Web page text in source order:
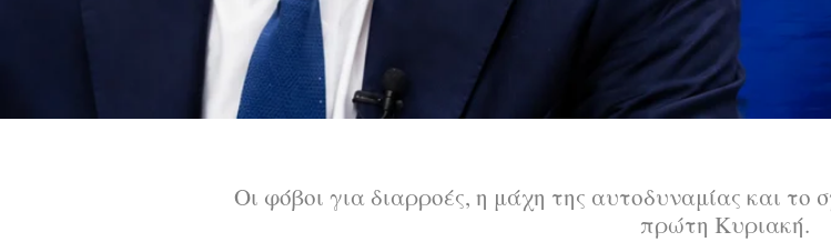
Οι φόβοι για διαρροές, η μάχη της αυτοδυναμίας και το
πρώτη Κυριακή.